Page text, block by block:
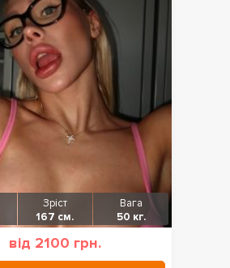
Зріст
167 см.
Вага
50 кг.
від 2100 грн.